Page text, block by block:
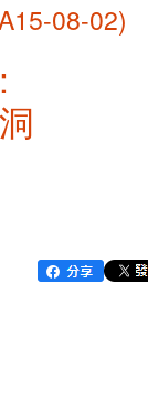
08-02)